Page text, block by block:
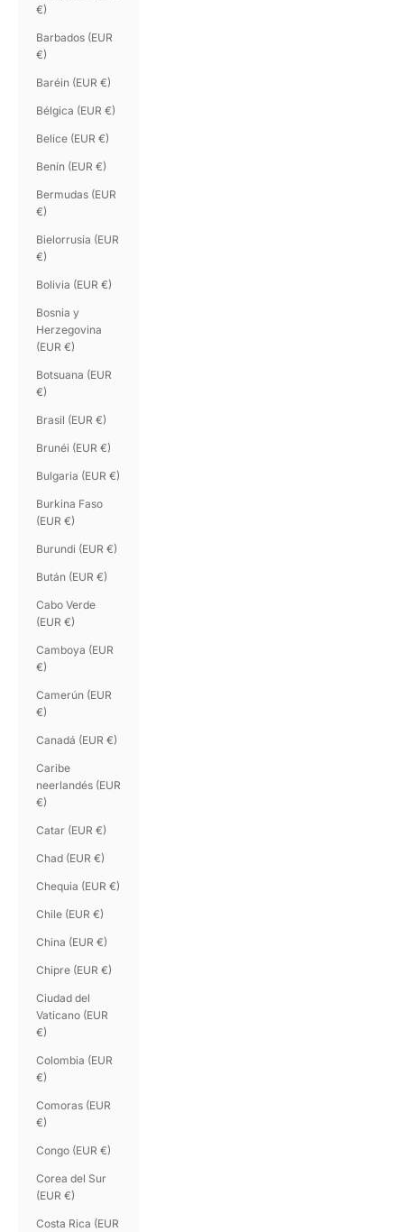
€)
Barbados (EUR
€)
Baréin (EUR €)
Bélgica (EUR €)
Belice (EUR €)
Benín (EUR €)
Bermudas (EUR
€)
Bielorrusia (EUR
€)
Bolivia (EUR €)
Bosnia y
Herzegovina
(EUR €)
Botsuana (EUR
€)
Brasil (EUR €)
Brunéi (EUR €)
Bulgaria (EUR €)
Burkina Faso
(EUR €)
Burundi (EUR €)
Bután (EUR €)
Cabo Verde
(EUR €)
Camboya (EUR
€)
Camerún (EUR
€)
Canadá (EUR €)
Caribe
neerlandés (EUR
€)
Catar (EUR €)
Chad (EUR €)
Chequia (EUR €)
Chile (EUR €)
China (EUR €)
Chipre (EUR €)
Ciudad del
Vaticano (EUR
€)
Colombia (EUR
€)
Comoras (EUR
€)
Congo (EUR €)
Corea del Sur
(EUR €)
Costa Rica (EUR